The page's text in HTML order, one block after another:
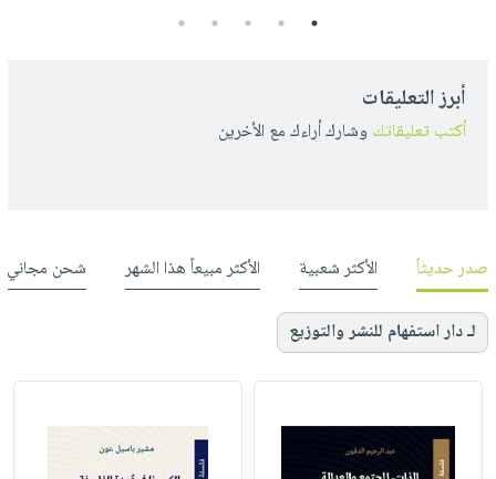
1
2
3
4
5
أبرز التعليقات
أكتب تعليقاتك وشارك أراءك مع الأخرين
صدر حديثاً الأكثر شعبية الأكثر مبيعاً هذا الشهر شحن مجاني
لـ دار استفهام للنشر والتوزيع